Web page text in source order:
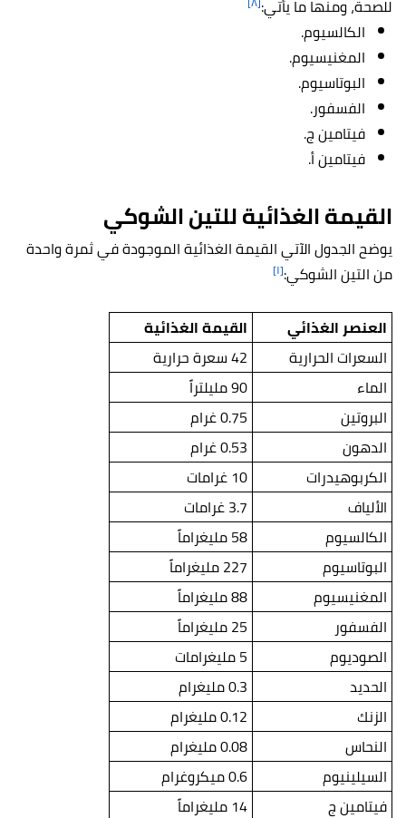
للصحة، ومنها ما يأتي:
الكالسيوم.
المغنيسيوم.
البوتاسيوم.
الفسفور.
فيتامين ج.
فيتامين أ.
القيمة الغذائية للتين الشوكي
يوضح الجدول الآتي القيمة الغذائية الموجودة في ثمرة واحدة
من التين الشوكي:[١]
العنصر الغذائي
القيمة الغذائية
السعرات الحرارية
42 سعرة حرارية
الماء
90 مليلتراً
البروتين
0.75 غرام
الدهون
0.53 غرام
الكربوهيدرات
10 غرامات
الألياف
3.7 غرامات
الكالسيوم
58 مليغراماً
البوتاسيوم
227 مليغراماً
المغنيسيوم
88 مليغراماً
الفسفور
25 مليغراماً
الصوديوم
5 مليغرامات
الحديد
0.3 مليغرام
الزنك
0.12 مليغرام
النحاس
0.08 مليغرام
السيلينيوم
0.6 ميكروغرام
فيتامين ج
14 مليغراماً